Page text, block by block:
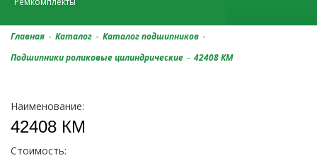
Главная - Каталог - Каталог подшипников -
Подшипники роликовые цилиндрические - 42408 КМ
Наименование:
42408 КМ
Стоимость: